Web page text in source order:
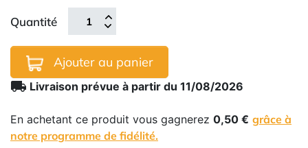
Quantité
Ajouter au panier
local_shipping Livraison prévue à partir du 11/08/2026
En achetant ce produit vous gagnerez 0,50 € grâce à
notre programme de fidélité.